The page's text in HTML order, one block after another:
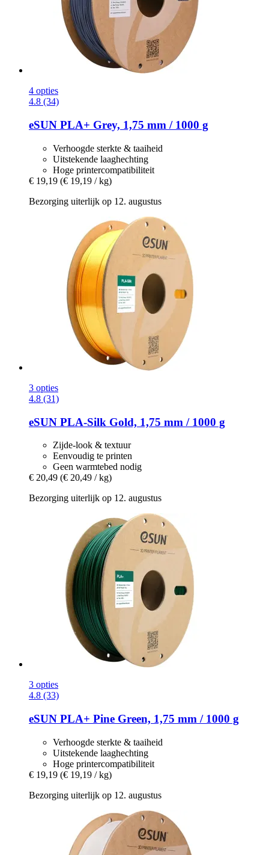
4 opties
4.8 (34)
eSUN PLA+ Grey, 1,75 mm / 1000 g
Verhoogde sterkte & taaiheid
Uitstekende laaghechting
Hoge printercompatibiliteit
€ 19,19 (€ 19,19 / kg)
Bezorging uiterlijk op 12. augustus
3 opties
4.8 (31)
eSUN PLA-​Silk Gold, 1,75 mm / 1000 g
Zijde-look & textuur
Eenvoudig te printen
Geen warmtebed nodig
€ 20,49 (€ 20,49 / kg)
Bezorging uiterlijk op 12. augustus
3 opties
4.8 (33)
eSUN PLA+ Pine Green, 1,75 mm / 1000 g
Verhoogde sterkte & taaiheid
Uitstekende laaghechting
Hoge printercompatibiliteit
€ 19,19 (€ 19,19 / kg)
Bezorging uiterlijk op 12. augustus